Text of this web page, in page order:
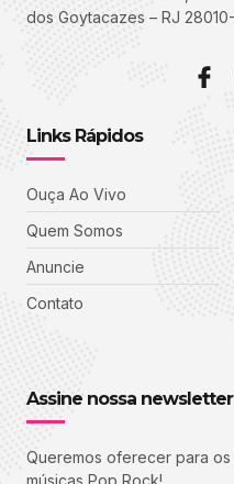
dos Goytacazes – RJ
Links Rápidos
Ouça Ao Vivo
Quem Somos
Anuncie
Contato
Assine nossa newsletter
Queremos oferecer para